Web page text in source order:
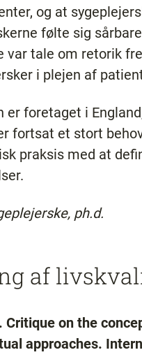
og at
følte sig
var tale om retorik
i plejen af
er foretaget i
fortsat et stort
praksis med at
ph.d.
af
Critique on the
approaches.